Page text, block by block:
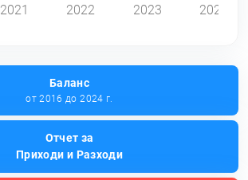
2021 2022 2023 2024
Баланс
от 2016 до 2024 г.
Отчет за
Приходи и Разходи